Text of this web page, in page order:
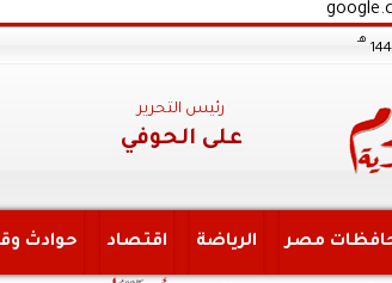
هـ
رئيس التحرير
على الحوفي
مصر الرياضة اقتصاد حوادث